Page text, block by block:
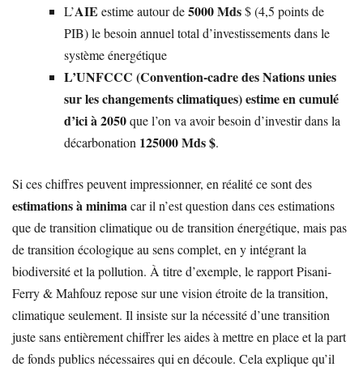
L’AIE estime autour de5000 Mds$ (4,5 points de
PIB) le besoin annuel total d’investissements dans le
système énergétique
L’UNFCCC (Convention-cadre des Nations unies
sur les changements climatiques) estime en cumulé
d’ici à 2050que l’on va avoir besoin d’investir dans la
décarbonation 125000 Mds $.
Si ces chiffres peuvent impressionner, en réalité ce sont des
estimations à minimacar il n’est question dans ces estimations
que de transition climatique ou de transition énergétique, mais pas
de transition écologique au sens complet, en y intégrant la
biodiversité et la pollution. À titre d’exemple, le rapport Pisani-
Ferry & Mahfouz repose sur une vision étroite de la transition,
climatique seulement. Il insiste sur la nécessité d’une transition
juste sans entièrement chiffrer les aides à mettre en place et la part
de fonds publics nécessaires qui en découle. Cela explique qu’il